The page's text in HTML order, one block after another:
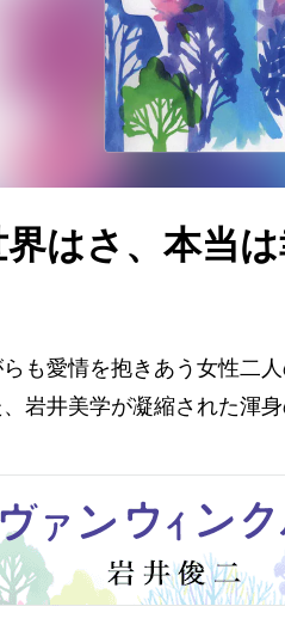
界はさ、本当
も愛情を抱きあう女性二
岩井美学が凝縮された渾身